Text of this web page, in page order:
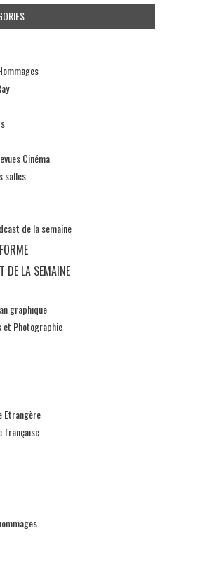
Cinéma
salles
de la semaine
DE LA SEMAINE
graphique
et Photographie
française